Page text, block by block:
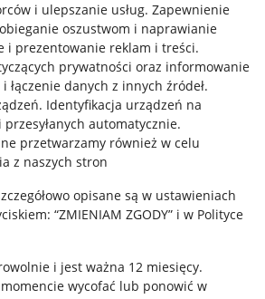
i ulepszanie usług. Zapewnienie
oszustwom i naprawianie
i prezentowanie reklam i treści.
prywatności oraz informowanie
łączenie danych z innych źródeł.
. Identyfikacja urządzeń na
automatycznie.
przetwarzamy również w celu
z naszych stron
opisane są w ustawieniach
“ZMIENIAM ZGODY” i w Polityce
i jest ważna 12 miesięcy.
wycofać lub ponowić w
Cyfrowych